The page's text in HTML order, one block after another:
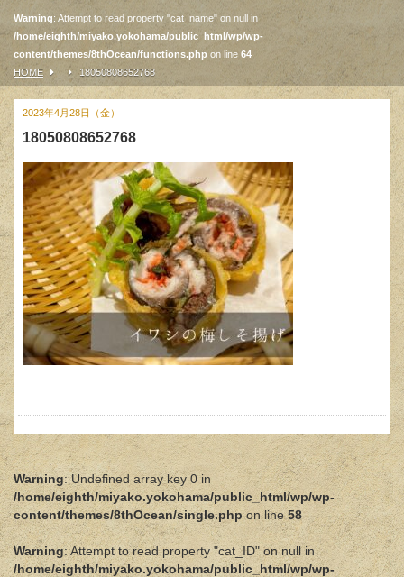
Warning: Attempt to read property "cat_name" on null in
/home/eighth/miyako.yokohama/public_html/wp/wp-
content/themes/8thOcean/functions.php on line 64
HOME
18050808652768
2023年4月28日（金）
18050808652768
Warning: Undefined array key 0 in
/home/eighth/miyako.yokohama/public_html/wp/wp-
content/themes/8thOcean/single.phpon line58
Warning: Attempt to read property "cat_ID" on null in
/home/eighth/miyako.yokohama/public_html/wp/wp-